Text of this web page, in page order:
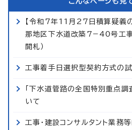
【令和7年11月27日積算疑義
那地区下水道改築7−40号工
開札）
工事着手日選択型契約方式の
「下水道管路の全国特別重点調
いて
工事・建設コンサルタント業務